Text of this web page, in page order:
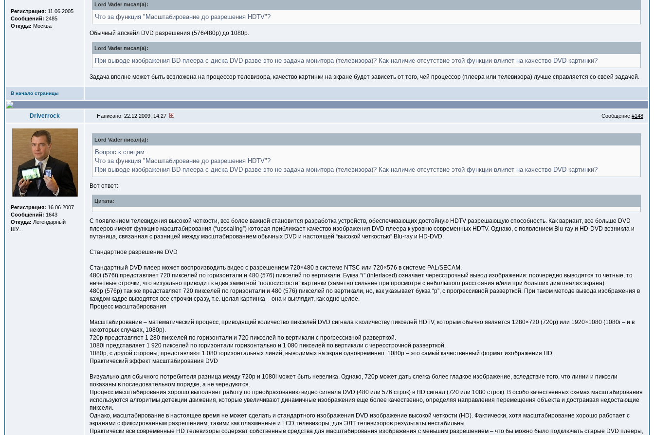
Регистрация: 11.06.2005
Сообщений: 2485
Откуда: Москва
Lord Vader писал(a):
Что за функция "Масштабирование до разрешения HDTV"?
Обычный апскейл DVD разрешения (576/480p) до 1080p.
Lord Vader писал(a):
При выводе изображения BD-плеера с диска DVD разве это не задача монитора (телевизора)? Как наличие-отсутствие этой функции влияет на качество DVD-картинки?
Задача вполне может быть возложена на процессор телевизора, качество картинки на экране будет зависеть от того, чей процессор (плеера или телевизора) лучше справляется со своей задачей.
В начало страницы
Driverrock Написано: 22.12.2009, 14:27 Сообщение #148
Регистрация: 16.06.2007
Сообщений: 1643
Откуда: Легендарный
ШУ...
Lord Vader писал(a):
Вопрос к спецам:
Что за функция "Масштабирование до разрешения HDTV"?
При выводе изображения BD-плеера с диска DVD разве это не задача монитора (телевизора)? Как наличие-отсутствие этой функции влияет на качество DVD-картинки?
Вот ответ:
Цитата:
С появлением телевидения высокой четкости, все более важной становится разработка устройств, обеспечивающих достойную HDTV разрешающую способность. Как вариант, все больше DVD
плееров имеют функцию масштабирования (“upscaling”) которая приближает качество изображения DVD плеера к уровню современных HDTV. Однако, с появлением Blu-ray и HD-DVD возникла и
путаница, связанная с разницей между масштабированием обычных DVD и настоящей “высокой четкостью” Blu-ray и HD-DVD.
Стандартное разрешение DVD
Стандартный DVD плеер может воспроизводить видео с разрешением 720×480 в системе NTSC или 720×576 в системе PAL/SECAM.
480i (576i) представляет 720 пикселей по горизонтали и 480 (576) пикселей по вертикали. Буква “i” (interlaced) означает чересстрочный вывод изображения: поочередно выводятся то четные, то
нечетные строчки, что визуально приводит к едва заметной “полосистости” картинки (заметно сильнее при просмотре с небольшого расстояния и/или при больших диагоналях экрана).
480p (576p) так же представляет 720 пикселей по горизонтали и 480 (576) пикселей по вертикали, но, как указывает буква “p”, с прогрессивной разверткой. При таком методе вывода изображения в
каждом кадре выводятся все строчки сразу, т.е. целая картинка – она и выглядит, как одно целое.
Процесс масштабирования
Масштабирование – математический процесс, приводящий количество пикселей DVD сигнала к количеству пикселей HDTV, которым обычно является 1280×720 (720p) или 1920×1080 (1080i – и в
некоторых случаях, 1080p).
720p представляет 1 280 пикселей по горизонтали и 720 пикселей по вертикали с прогрессивной разверткой.
1080i представляет 1 920 пикселей по горизонтали горизонтально и 1 080 пикселей по вертикали с чересстрочной разверткой.
1080p, с другой стороны, представляют 1 080 горизонтальных линий, выводимых на экран одновременно. 1080p – это самый качественный формат изображения HD.
Практический эффект масштабирования DVD
Визуально для обычного потребителя разница между 720p и 1080i может быть невелика. Однако, 720p может дать слегка более гладкое изображение, вследствие того, что линии и пиксели
показаны в последовательном порядке, а не чередуются.
Процесс масштабирования хорошо выполняет работу по преобразованию видео сигнала DVD (480 или 576 строк) в HD сигнал (720 или 1080 строк). В особо качественных схемах масштабирования
используются алгоритмы детекции движения, которые увеличивают динамичные изображения еще более качественно, определяя направления перемещения объекта и достраивая недостающие
пиксели.
Однако, масштабирование в настоящее время не может сделать и стандартного изображения DVD изображение высокой четкости (HD). Фактически, хотя масштабирование хорошо работает с
экранами с фиксированным разрешением, такими как плазменные и LCD телевизоры, для ЭЛТ телевизоров результаты нестабильны.
Практически все современные HD телевизоры содержат собственные средства для масштабирования изображения с меньшим разрешением – что бы можно было подключать старые DVD плееры,